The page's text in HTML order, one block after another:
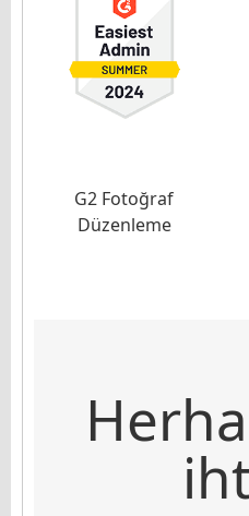
G2 Fotoğraf
Düzenleme